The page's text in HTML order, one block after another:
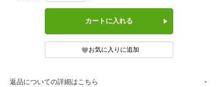
返品についての詳細はこちら